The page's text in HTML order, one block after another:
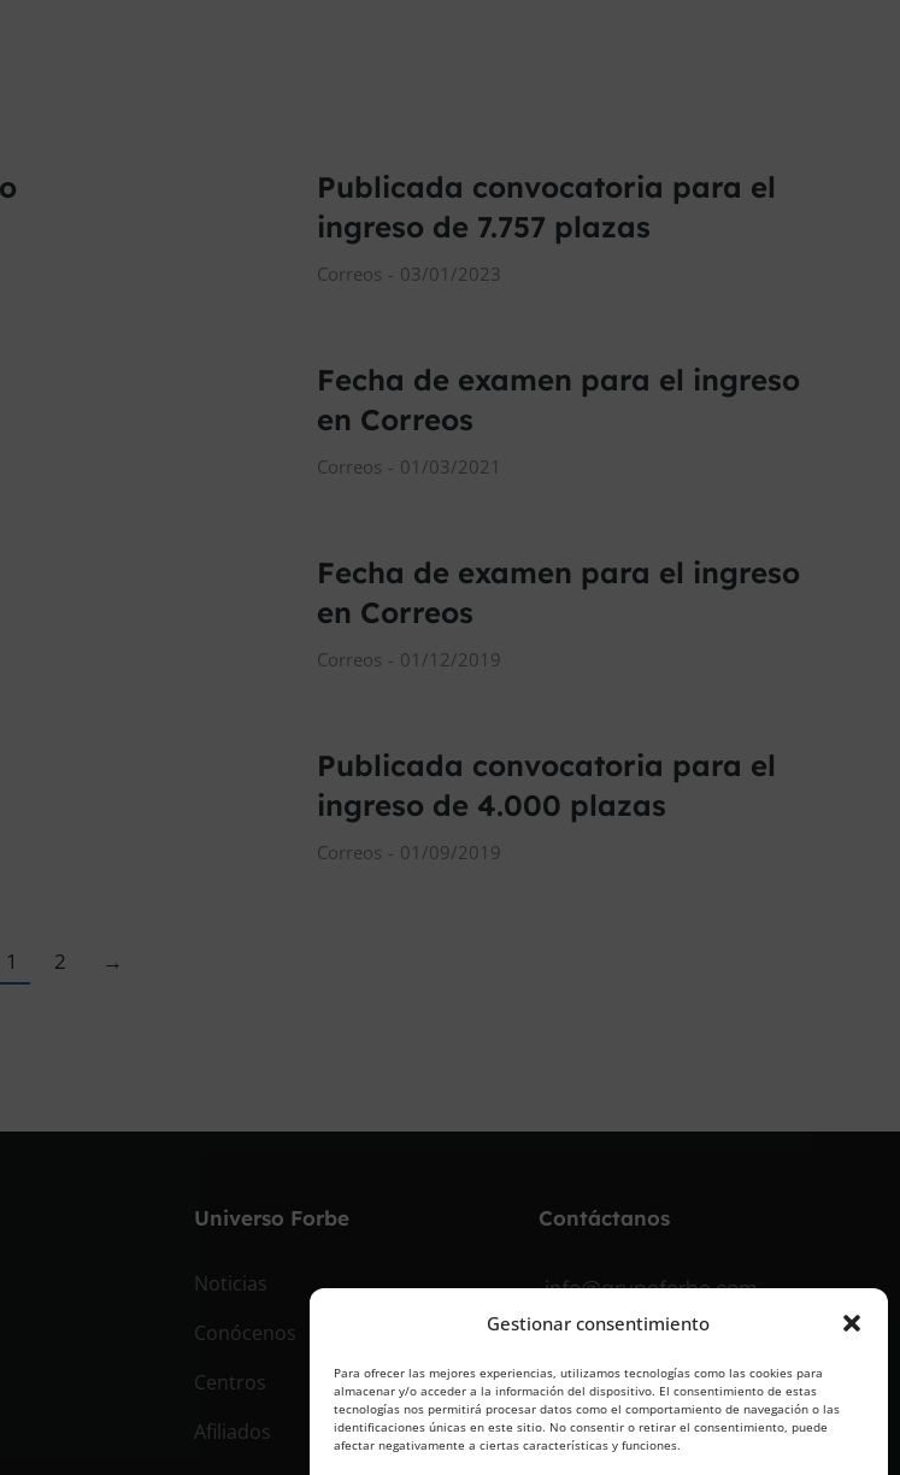
Gestionar consentimiento
Para ofrecer las mejores experiencias, utilizamos tecnologías como las cookies para
almacenar y/o acceder a la información del dispositivo. El consentimiento de estas
tecnologías nos permitirá procesar datos como el comportamiento de navegación o las
identificaciones únicas en este sitio. No consentir o retirar el consentimiento, puede
afectar negativamente a ciertas características y funciones.
Publicada convocatoria para el
ingreso de 7.757 plazas
Correos 03/01/2023
Fecha de examen para el ingreso
en Correos
Correos 01/03/2021
Fecha de examen para el ingreso
en Correos
Correos 01/12/2019
Publicada convocatoria para el
ingreso de 4.000 plazas
Correos 01/09/2019
1 2 →
Universo Forbe
Noticias
Conócenos
Centros
Afiliados
Contáctanos
info@grupoforbe.com